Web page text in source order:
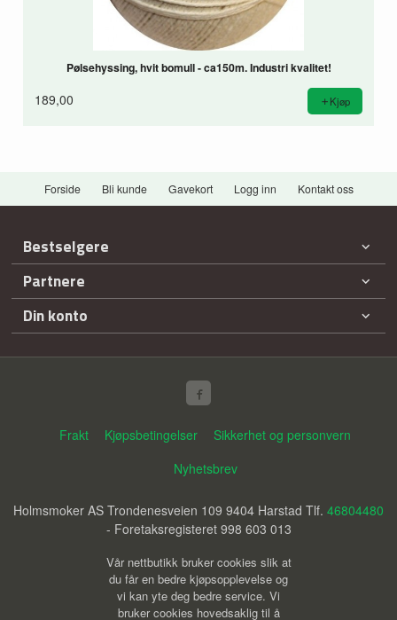
Pølsehyssing, hvit bomull - ca150m. Industri kvalitet!
189,00 Kjøp
Forside Bli kunde Gavekort Logg inn Kontakt oss
Bestselgere
Partnere
Din konto
Frakt Kjøpsbetingelser
Sikkerhet og personvern
Nyhetsbrev
Holmsmoker AS Trondenesveien 109 9404 Harstad Tlf. 46804480
- Foretaksregisteret 998 603 013
Vår nettbutikk bruker cookies slik at
du får en bedre kjøpsopplevelse og
vi kan yte deg bedre service. Vi
bruker cookies hovedsaklig til å